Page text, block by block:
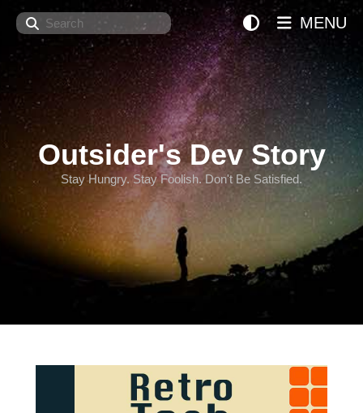
Search
Outsider's Dev Story
Stay Hungry. Stay Foolish. Don't Be Satisfied.
MENU